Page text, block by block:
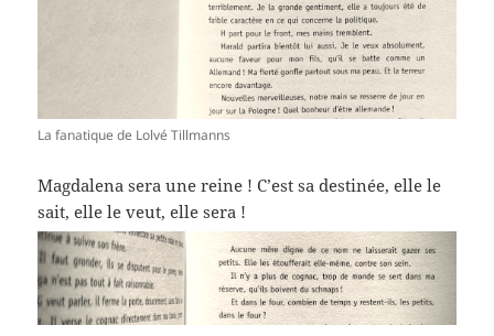
La fanatique de Lolvé Tillmanns
Magdalena sera une reine ! C’est sa destinée, elle le
sait, elle le veut, elle sera !